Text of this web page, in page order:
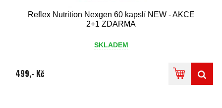
Reflex Nutrition Nexgen 60 kapslí NEW - AKCE
2+1 ZDARMA
SKLADEM
499,- Kč